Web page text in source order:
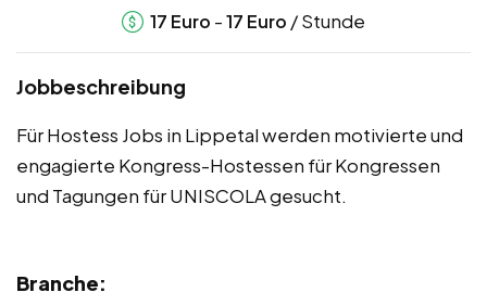
17 Euro -17 Euro / Stunde
Jobbeschreibung
Für Hostess Jobs in Lippetal werden motivierte und
engagierte Kongress-Hostessen für Kongressen
und Tagungen für UNISCOLA gesucht.
Branche: